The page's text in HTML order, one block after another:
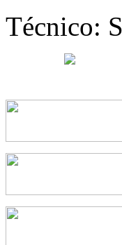
Técnico: